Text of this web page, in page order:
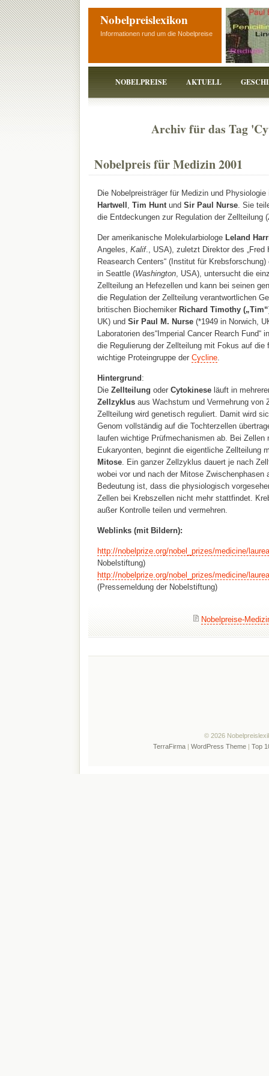
Nobelpreislexikon
Informationen rund um die Nobelpreise
NOBELPREISE AKTUELL
Archiv für das Tag
Nobelpreis für Medizin 2001
Die Nobelpreisträger für Medizin und
Hartwell Tim Huntund Sir Paul Nurse. Sie
die Entdeckungen zur Regulation der Zellteilung
Der amerikanische Molekularbiologe Leland
Angeles, Kalif., USA), zuletzt Direktor des „Fred
Reasearch Centers“ (Institut für
in Seattle (Washington, USA), untersucht die
Zellteilung an Hefezellen und kann bei seinen
die Regulation der Zellteilung verantwortlichen
britischen Biochemiker Richard Timothy
UK) und Sir Paul M. Nurse(*1949 in Norwich,
Laboratorien des“Imperial Cancer Rearch Fund“
die Regulierung der Zellteilung mit Fokus auf die
wichtige Proteingruppe der Cycline.
Hintergrund:
Die Zellteilung oder Cytokineseläuft in
Zellzyklusaus Wachstum und Vermehrung von
Zellteilung wird genetisch reguliert. Damit wird
Genom vollständig auf die Tochterzellen
laufen wichtige Prüfmechanismen ab. Bei Zellen
Eukaryonten, beginnt die eigentliche Zellteilung
Mitose. Ein ganzer Zellzyklus dauert je nach
wobei vor und nach der Mitose Zwischenphasen
Bedeutung ist, dass die physiologisch
Zellen bei Krebszellen nicht mehr stattfindet.
außer Kontrolle teilen und vermehren.
Weblinks (mit Bildern):
http://nobelprize.org/nobel_prizes/medicine/
Nobelstiftung)
http://nobelprize.org/nobel_prizes/medicine/
(Pressemeldung der Nobelstiftung)
Nobelpreise-
© 2026
TerraFirma| WordPress Theme| Top